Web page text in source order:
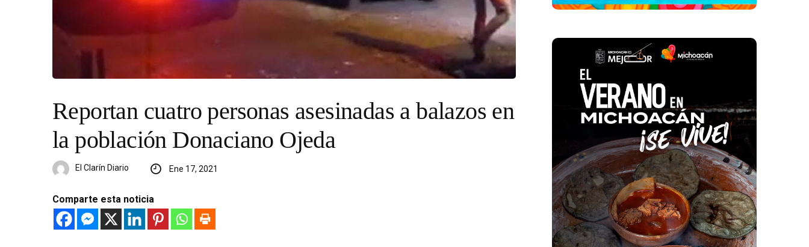
Reportan cuatro personas asesinadas a balazos en
la población Donaciano Ojeda
El Clarín Diario Ene 17, 2021
Comparte esta noticia